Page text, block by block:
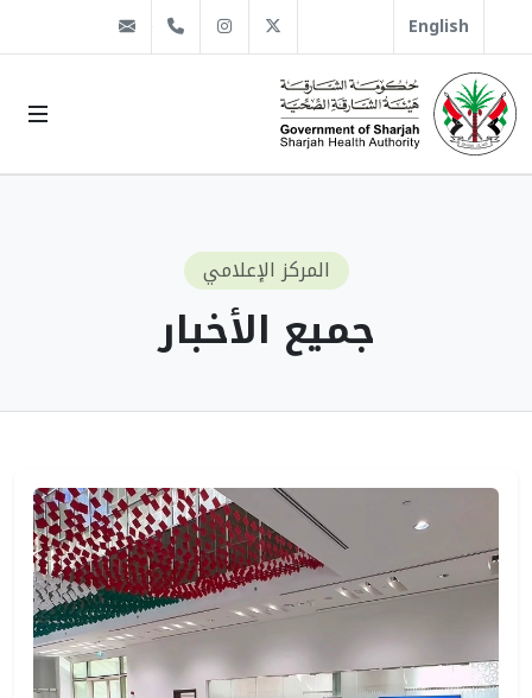
English
Twitter
Instagram
1666 509 6 971+
المركز الإعلامي
جميع الأخبار